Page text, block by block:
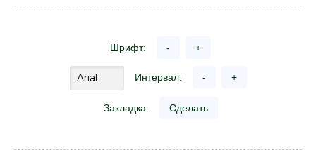
Шрифт: - +
Интервал: - +
Закладка: Сделать